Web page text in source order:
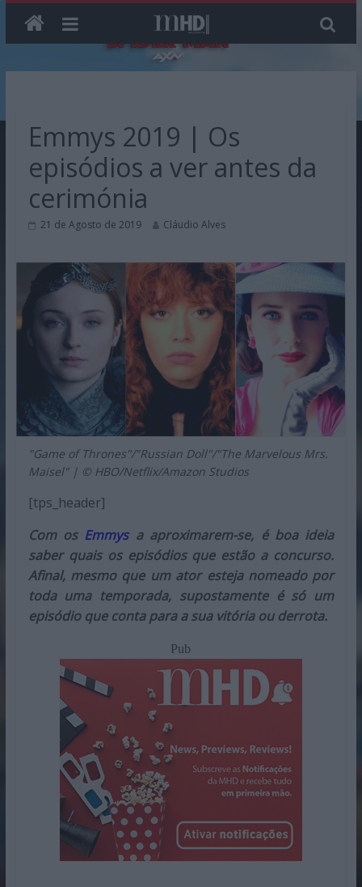
contentEmmys 2019 | Os
episódios a ver antes da
cerimónia
21 de Agosto de 2019 Cláudio Alves
"Game of Thrones"/"Russian Doll"/"The Marvelous Mrs.
Maisel" | © HBO/Netflix/Amazon Studios
[tps_header]
Com os Emmysa aproximarem-se, é boa ideia
saber quais os episódios que estão a concurso.
Afinal, mesmo que um ator esteja nomeado por
toda uma temporada, supostamente é só um
episódio que conta para a sua vitória ou derrota.
Pub